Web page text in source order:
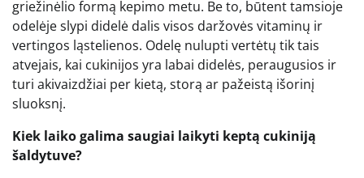
griežinėlio formą kepimo metu. Be to, būtent tamsioje
odelėje slypi didelė dalis visos daržovės vitaminų ir
vertingos ląstelienos. Odelę nulupti vertėtų tik tais
atvejais, kai cukinijos yra labai didelės, peraugusios ir
turi akivaizdžiai per kietą, storą ar pažeistą išorinį
sluoksnį.
Kiek laiko galima saugiai laikyti keptą cukiniją
šaldytuve?